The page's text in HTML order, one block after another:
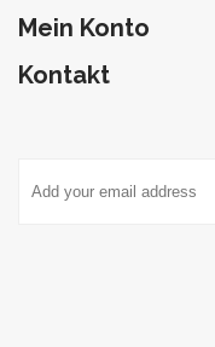
Mein Konto
Kontakt